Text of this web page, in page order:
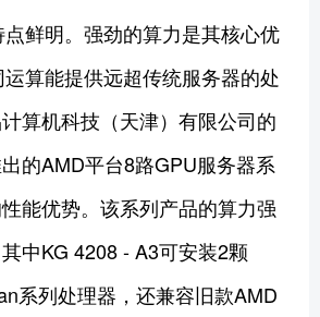
鲜明。强劲的算力是其核心优
算能提供远超传统服务器的处
算机科技（天津）有限公司的
的AMD平台8路GPU服务器系
能优势。该系列产品的算力强
中KG 4208 - A3可安装2颗
系列处理器，还兼容旧款AMD